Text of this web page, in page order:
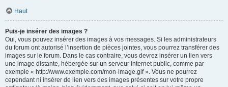
Haut
Puis-je insérer des images ?
Oui, vous pouvez insérer des images à vos messages. Si les administrateurs
du forum ont autorisé l’insertion de pièces jointes, vous pourrez transférer des
images sur le forum. Dans le cas contraire, vous devrez insérer un lien vers
une image distante, hébergée sur un serveur internet public, comme par
exemple « http://www.exemple.com/mon-image.gif ». Vous ne pourrez
cependant ni insérer de lien vers des images présentes sur votre propre